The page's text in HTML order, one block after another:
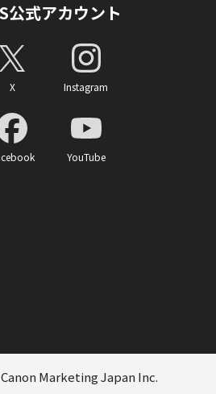
公式アカウント
X Instagram
YouTube
Marketing Japan Inc.